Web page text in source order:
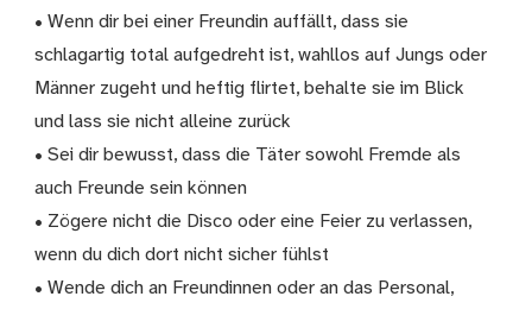
• Wenn dir bei einer Freundin auffällt, dass sie
schlagartig total aufgedreht ist, wahllos auf Jungs oder
Männer zugeht und heftig flirtet, behalte sie im Blick
und lass sie nicht alleine zurück
• Sei dir bewusst, dass die Täter sowohl Fremde als
auch Freunde sein können
• Zögere nicht die Disco oder eine Feier zu verlassen,
wenn du dich dort nicht sicher fühlst
• Wende dich an Freundinnen oder an das Personal,